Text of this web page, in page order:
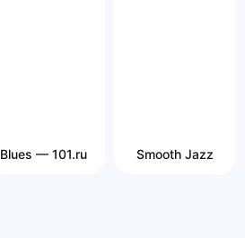
Blues — 101.ru Smooth Jazz